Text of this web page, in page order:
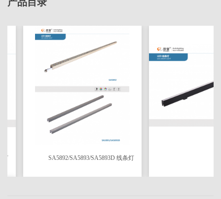
SA5892/SA5893/SA5893D 线条灯